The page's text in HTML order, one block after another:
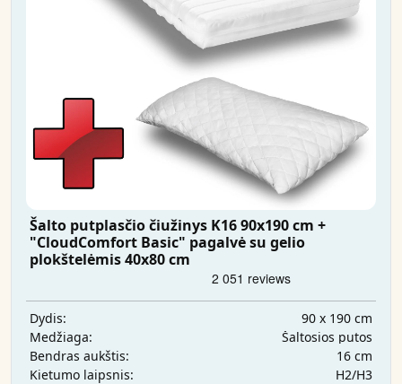
Šalto putplasčio čiužinys K16 90x190 cm +
"CloudComfort Basic" pagalvė su gelio
plokštelėmis 40x80 cm
Dydis:
90 x 190 cm
Medžiaga:
Šaltosios putos
Bendras aukštis:
16 cm
Kietumo laipsnis:
H2/H3